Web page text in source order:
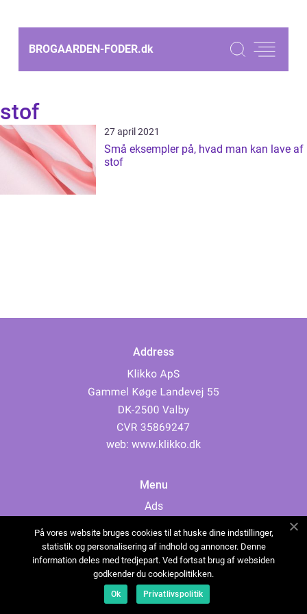
BROGAARDEN-FODER.dk
stof
27 april 2021
Små eksempler på, hvad man kan lave af
stof
Address
web: www.klikko.dk
Menu
Ads
Cookies
Contact
Sitemap
På vores website bruges cookies til at huske dine indstillinger,
statistik og personalisering af indhold og annoncer. Denne
information deles med tredjepart. Ved fortsat brug af websiden
godkender du cookiepolitikken.
Ok Privatlivspolitik